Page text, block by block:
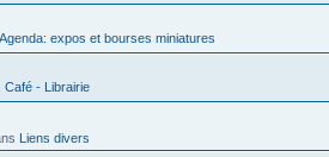
Agenda: expos et bourses miniatures
Café - Librairie
Liens divers